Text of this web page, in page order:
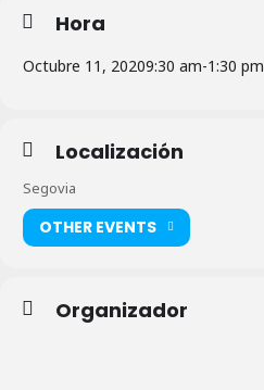
Hora
Octubre 11, 20209:30 am-1:30 pm
Localización
Segovia
OTHER EVENTS
Organizador